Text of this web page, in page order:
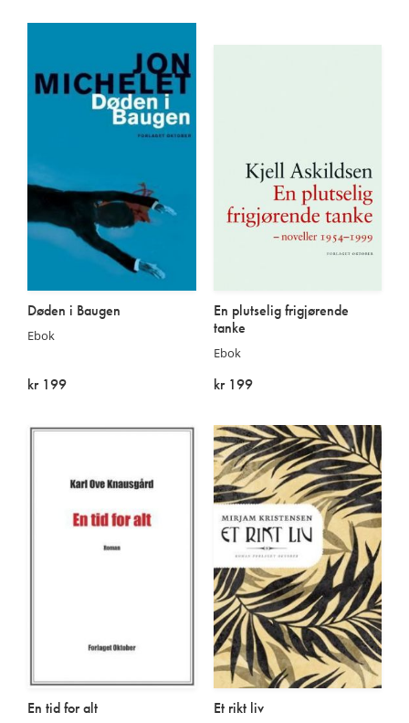
Døden i Baugen
Ebok
kr 199
En plutselig frigjørende
tanke
Ebok
kr 199
En tid for alt Et rikt liv